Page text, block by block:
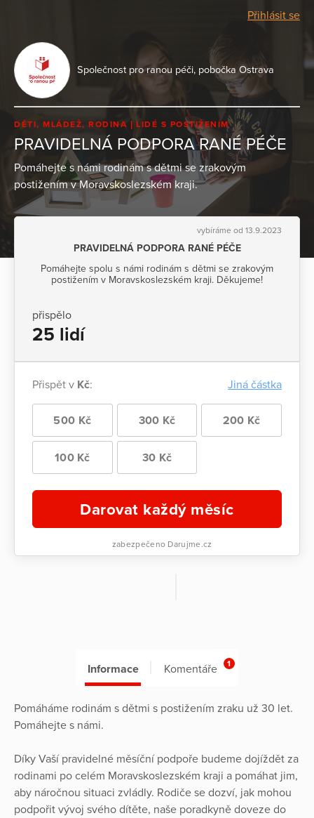
Přihlásit se
Společnost pro ranou péči, pobočka Ostrava
DĚTI, MLÁDEŽ, RODINA LIDÉ S POSTIŽENÍM
PRAVIDELNÁ PODPORA RANÉ PÉČE
Pomáhejte s námi rodinám s dětmi se zrakovým
postižením v Moravskoslezském kraji.
vybíráme od 13.9.2023
PRAVIDELNÁ PODPORA RANÉ PÉČE
Pomáhejte spolu s námi rodinám s dětmi se zrakovým
postižením v Moravskoslezském kraji. Děkujeme!
přispělo
25 lidí
Přispět v Kč: Jiná částka
500 Kč 300 Kč 200 Kč
100 Kč 30 Kč
Darovat každý měsíc
zabezpečeno Darujme.cz
Informace Komentáře 1
Pomáháme rodinám s dětmi s postižením zraku už 30 let.
Pomáhejte s námi.
Díky Vaší pravidelné měsíční podpoře budeme dojíždět za
rodinami po celém Moravskoslezském kraji a pomáhat jim,
aby náročnou situaci zvládly. Rodiče se dozví, jak mohou
podpořit vývoj svého dítěte, naše poradkyně doveze do